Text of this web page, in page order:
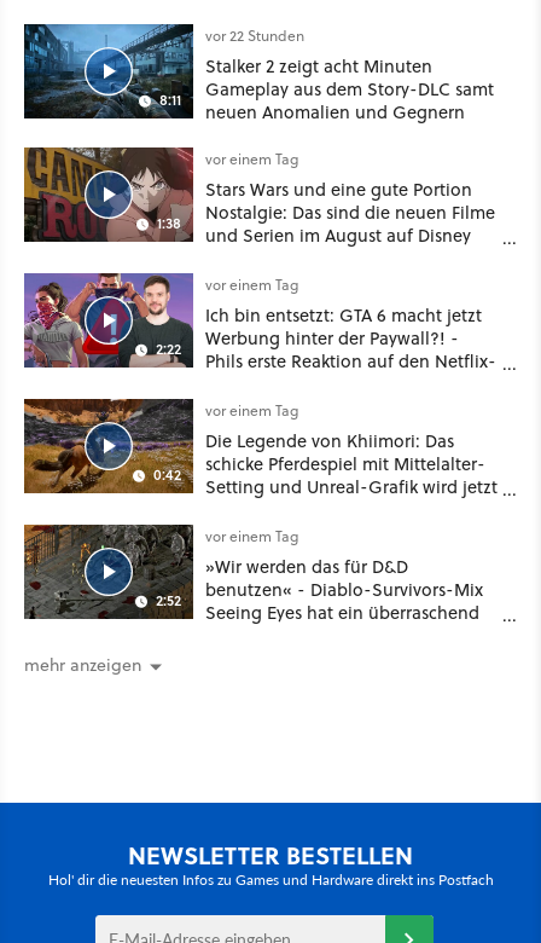
8:11
vor 22 Stunden
Stalker 2 zeigt acht Minuten
Gameplay aus dem Story-DLC samt
neuen Anomalien und Gegnern
1:38
vor einem Tag
Stars Wars und eine gute Portion
Nostalgie: Das sind die neuen Filme
und Serien im August auf Disney
2:22
vor einem Tag
Ich bin entsetzt: GTA 6 macht jetzt
Werbung hinter der Paywall?! -
Phils erste Reaktion auf den Netflix-
0:42
vor einem Tag
Die Legende von Khiimori: Das
schicke Pferdespiel mit Mittelalter-
Setting und Unreal-Grafik wird jetzt
2:52
vor einem Tag
»Wir werden das für D&D
benutzen« - Diablo-Survivors-Mix
Seeing Eyes hat ein überraschend
mehr anzeigen
NEWSLETTER BESTELLEN
Hol' dir die neuesten Infos zu Games und Hardware direkt ins Postfach